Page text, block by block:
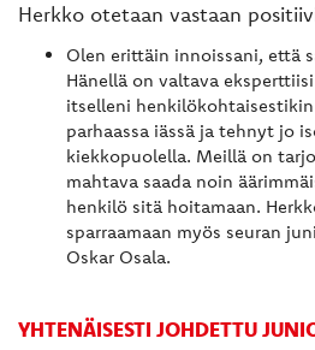
Herkko otetaan vastaan
Olen erittäin innoissani, että
Hänellä on valtava
itselleni henkilökohtaisestikin
parhaassa iässä ja tehnyt jo
kiekkopuolella. Meillä on
mahtava saada noin
henkilö sitä hoitamaan.
sparraamaan myös seuran
Oskar Osala.
YHTENÄISESTI JOHDETTU